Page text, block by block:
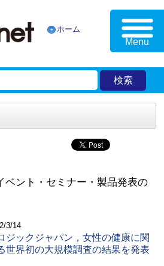
ホーム
Menu
ベント・セミナー・製品発表の
3/14
ジックジャパン，女性の健康に関
世界初の大規模調査の結果を発表